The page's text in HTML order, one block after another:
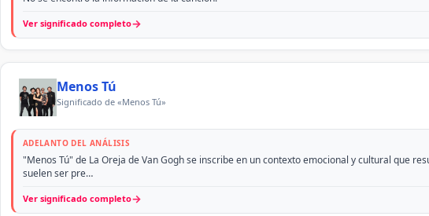
Ver significado completo→
Menos Tú
Significado de «Menos Tú»
ADELANTO DEL ANÁLISIS
"Menos Tú" de La Oreja de Van Gogh se inscribe en un contexto emocional y cultural que
suelen ser pre…
Ver significado completo→